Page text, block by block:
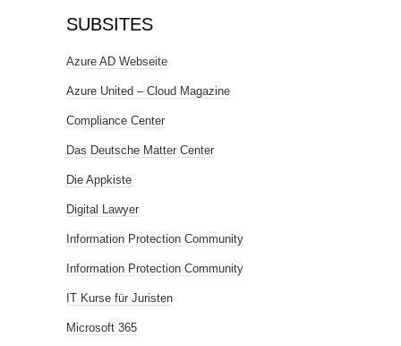
SUBSITES
Azure AD Webseite
Azure United – Cloud Magazine
Compliance Center
Das Deutsche Matter Center
Die Appkiste
Digital Lawyer
Information Protection Community
Information Protection Community
IT Kurse für Juristen
Microsoft 365